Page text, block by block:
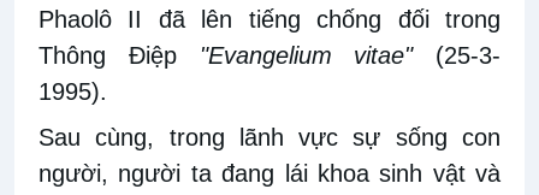
Phaolô II đã lên tiếng chống đối trong
Thông Điệp "Evangelium vitae"(25-3-
1995).
Sau cùng, trong lãnh vực sự sống con
người, người ta đang lái khoa sinh vật và